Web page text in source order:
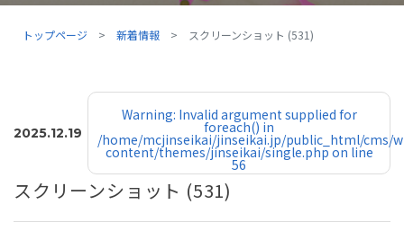
トップページ 新着情報 スクリーンショット (531)
2025.12.19
Warning: Invalid argument supplied for
foreach() in
/home/mcjinseikai/jinseikai.jp/public_html/cms/
content/themes/jinseikai/single.phpon line
56
スクリーンショット (531)